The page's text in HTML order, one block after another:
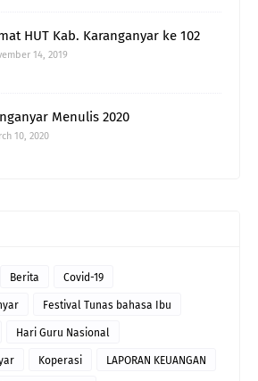
HUT Kab. Karanganyar ke 102
14, 2019
Menulis 2020
10, 2020
Berita Covid-19
Festival Tunas bahasa Ibu
Hari Guru Nasional
Koperasi LAPORAN KEUANGAN